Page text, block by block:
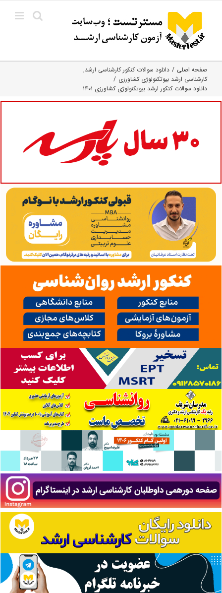
content
صفحه اصلی
دانلود سوالات کنکور کارشناسی ارشد
کارشناسی ارشد بیوتکنولوژی کشاورزی
دانلود سوالات کنکور ارشد بیوتکنولوژی کشاورزی ۱۴۰۱